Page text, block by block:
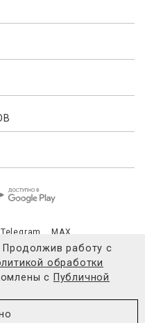
Telegram MAX
обработку персональных
работу с
обработки
с Публичной